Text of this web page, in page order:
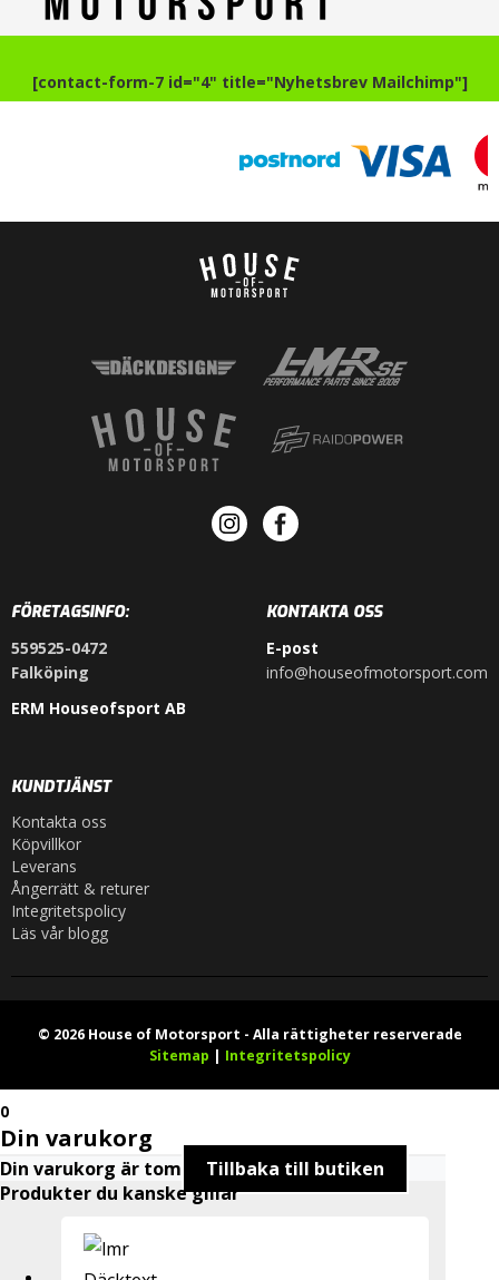
[contact-form-7 id="4" title="Nyhetsbrev Mailchimp"]
FÖRETAGSINFO:
559525-0472
Falköping
ERM Houseofsport AB
KONTAKTA OSS
E-post
info@houseofmotorsport.com
KUNDTJÄNST
Kontakta oss
Köpvillkor
Leverans
Ångerrätt & returer
Integritetspolicy
Läs vår blogg
© 2026 House of Motorsport - Alla rättigheter reserverade
Sitemap | Integritetspolicy
0
Din varukorg
Din varukorg är tom
Tillbaka till butiken
Produkter du kanske gillar